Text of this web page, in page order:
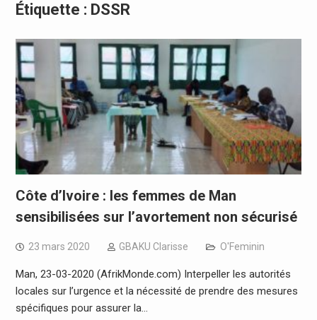
Étiquette : DSSR
Côte d’Ivoire : les femmes de Man
sensibilisées sur l’avortement non sécurisé
23 mars 2020 GBAKU Clarisse O'Feminin
Man, 23-03-2020 (AfrikMonde.com) Interpeller les autorités
locales sur l’urgence et la nécessité de prendre des mesures
spécifiques pour assurer la…